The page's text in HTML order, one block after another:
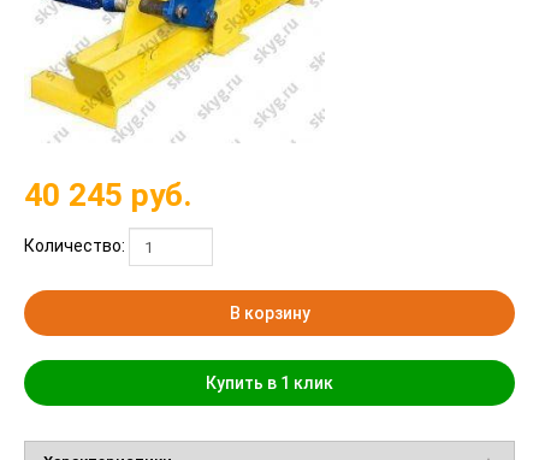
40 245 руб.
Количество:
В корзину
Купить в 1 клик